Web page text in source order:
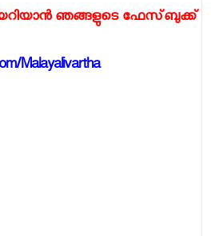
ഞങ്ങളുടെ ഫേസ്‌ബുക്ക്‌
Malayalivartha